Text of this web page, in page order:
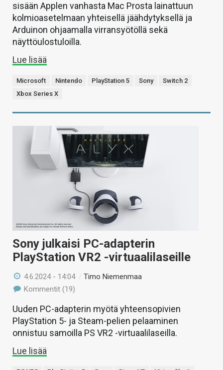
sisään Applen vanhasta Mac Prosta lainattuun
kolmioasetelmaan yhteisellä jäähdytyksellä ja
Arduinon ohjaamalla virransyötöllä sekä
näyttöulostuloilla.
Lue lisää
Microsoft Nintendo PlayStation 5 Sony
Switch 2
Xbox Series X
Sony julkaisi PC-adapterin
PlayStation VR2 -virtuaalilaseille
4.6.2024 - 14:04 /Timo Niemenmaa
Kommentit (19)
Uuden PC-adapterin myötä yhteensopivien
PlayStation 5- ja Steam-pelien pelaaminen
onnistuu samoilla PS VR2 -virtuaalilaseilla.
Lue lisää